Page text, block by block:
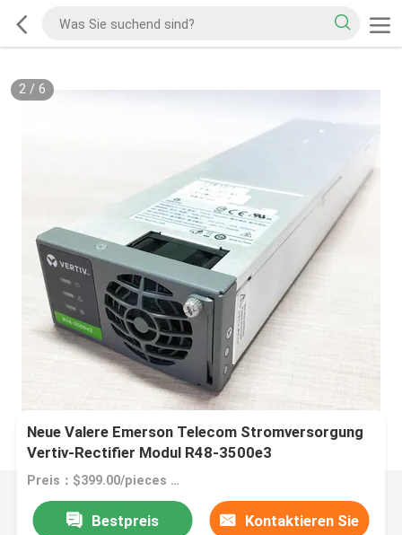
2/ 6
Neue Valere Emerson Telecom Stromversorgung
Vertiv-Rectifier Modul R48-3500e3
Preis：$399.00/pieces 1-9 pieces
Bestpreis Kontaktieren Sie